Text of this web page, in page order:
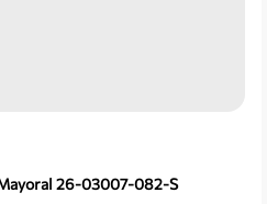
26-03007-082-S